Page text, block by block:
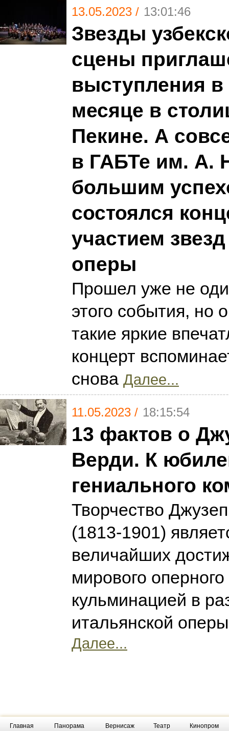
13.05.2023 / 13:01:46
Звезды
сцены
выступления в
месяце в
Пекине. А
в ГАБТе им. А.
большим
состоялся
участием
оперы
Прошел уже не
этого события, но
такие яркие
концерт
снова Далее...
11.05.2023 / 18:15:54
13 фактов о
Верди. К
гениального
Творчество
(1813-1901)
величайших
мирового оперного
кульминацией в
итальянской
Далее...
Главная Панорама Вернисаж Театр Кинопром